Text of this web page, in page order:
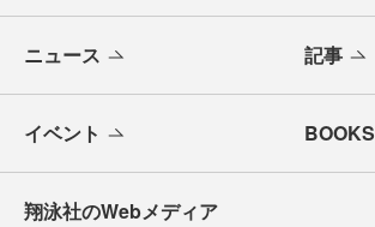
ニュース 記事
イベント BOOKS
翔泳社のWebメディア